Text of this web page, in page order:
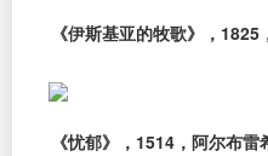
《伊斯基亚的牧歌》，1825
《忧郁》，1514，阿尔布雷